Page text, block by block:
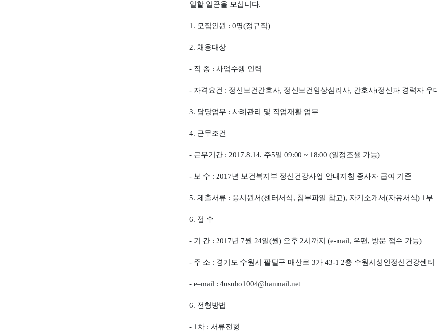
일할 일꾼을 모십니다.
1. 모집인원 : 0명(정규직)
2. 채용대상
- 직 종 : 사업수행 인력
- 자격요건 : 정신보건간호사, 정신보건임상심리사, 간호사(정신과 경력자 우
3. 담당업무 : 사례관리 및 직업재활 업무
4. 근무조건
- 근무기간 : 2017.8.14. 주5일 09:00 ~ 18:00 (일정조율 가능)
- 보 수 : 2017년 보건복지부 정신건강사업 안내지침 종사자 급여 기준
5. 제출서류 : 응시원서(센터서식, 첨부파일 참고), 자기소개서(자유서식) 1 부
6. 접 수
- 기 간 : 2017년 7월 24일(월) 오후 2시까지 (e-mail, 우편 , 방문 접수 가능)
- 주 소 : 경기도 수원시 팔달구 매산로 3가 43-1 2층 수원시성인정신건강센터
- e–mail : 4usuho1004@hanmail.net
6. 전형방법
- 1 차 : 서류전형